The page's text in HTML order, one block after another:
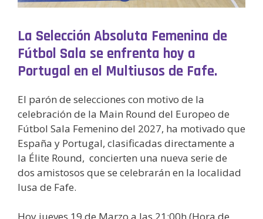
La Selección Absoluta Femenina de
Fútbol Sala se enfrenta hoy a
Portugal en el Multiusos de Fafe.
El parón de selecciones con motivo de la
celebración de la Main Round del Europeo de
Fútbol Sala Femenino del 2027, ha motivado que
España y Portugal, clasificadas directamente a
la Élite Round, concierten una nueva serie de
dos amistosos que se celebrarán en la localidad
lusa de Fafe.